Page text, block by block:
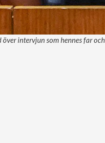
över intervjun som hennes far